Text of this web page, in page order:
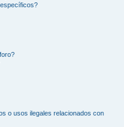
o usos ilegales relacionados con